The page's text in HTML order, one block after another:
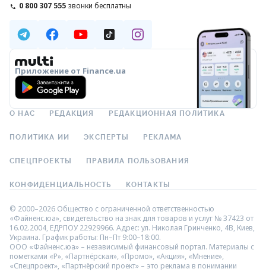
0 800 307 555 звонки бесплатны
Приложение от Finance.ua
О НАС РЕДАКЦИЯ РЕДАКЦИОННАЯ ПОЛИТИКА
ПОЛИТИКА ИИ ЭКСПЕРТЫ РЕКЛАМА
СПЕЦПРОЕКТЫ ПРАВИЛА ПОЛЬЗОВАНИЯ
КОНФИДЕНЦИАЛЬНОСТЬ КОНТАКТЫ
© 2000–2026 Общество с ограниченной ответственностью
«Файненс.юа», свидетельство на знак для товаров и услуг № 37423 от
16.02.2004, ЕДРПОУ 22929966. Адрес: ул. Николая Гринченко, 4В, Киев,
Украина. График работы: Пн–Пт 9:00–18:00.
ООО «Файненс.юа» – независимый финансовый портал. Материалы с
пометками «Р», «Партнёрская», «Промо», «Акция», «Мнение»,
«Спецпроект», «Партнёрский проект» – это реклама в понимании